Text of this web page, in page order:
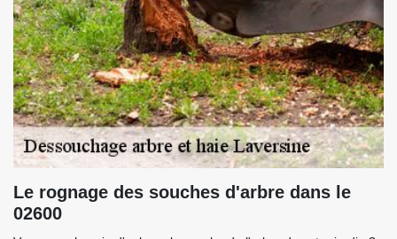
Le rognage des souches d'arbre dans le
02600